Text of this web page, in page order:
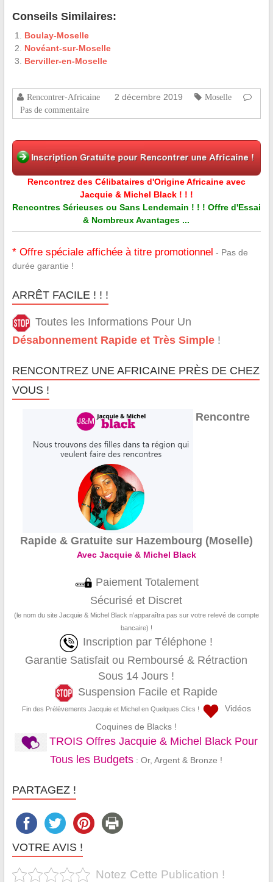
Conseils Similaires:
Boulay-Moselle
Novéant-sur-Moselle
Berviller-en-Moselle
Rencontrer-Africaine 2 décembre 2019
Moselle
Pas de commentaire
Rencontrez des Célibataires d'Origine Africaine avec
Jacquie & Michel Black ! ! !
Rencontres Sérieuses ou Sans Lendemain ! ! ! Offre d'Essai
& Nombreux Avantages ...
* Offre spéciale affichée à titre promotionnel - Pas de
durée garantie !
ARRÊT FACILE ! ! !
Toutes les Informations Pour Un
Désabonnement Rapide et Très Simple!
RENCONTREZ UNE AFRICAINE PRÈS DE CHEZ
VOUS !
Rencontre
Rapide & Gratuite sur Hazembourg (Moselle)
Avec Jacquie & Michel Black
Paiement Totalement
Sécurisé et Discret
(le nom du site Jacquie & Michel Black n’apparaîtra pas sur votre relevé de compte
bancaire) !
Inscription par Téléphone !
Garantie Satisfait ou Remboursé & Rétraction
Sous 14 Jours !
Suspension Facile et Rapide
Fin des Prélèvements Jacquie et Michel en Quelques Clics !
Vidéos
Coquines de Blacks !
TROIS Offres Jacquie & Michel Black Pour
Tous les Budgets : Or, Argent & Bronze !
PARTAGEZ !
VOTRE AVIS !
Notez Cette Publication !